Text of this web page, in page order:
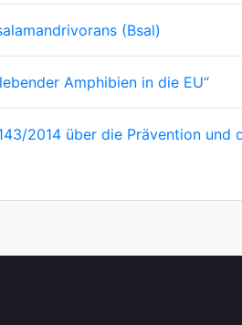
(Bsal)
Amphibien in die EU“
2014 über die Prävention und